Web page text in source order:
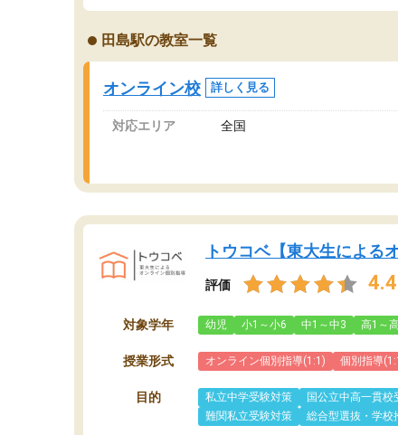
田島駅の教室一覧
オンライン校 詳しく見る
対応エリア 全国
トウコベ【東大生による
評価 4.4
対象学年 幼児 小1～小6 中1～中3 高1～
授業形式 オンライン個別指導(1:1) 個別指導
目的 私立中学受験対策 国公立中高一貫校
難関私立受験対策
総合型選抜・学校